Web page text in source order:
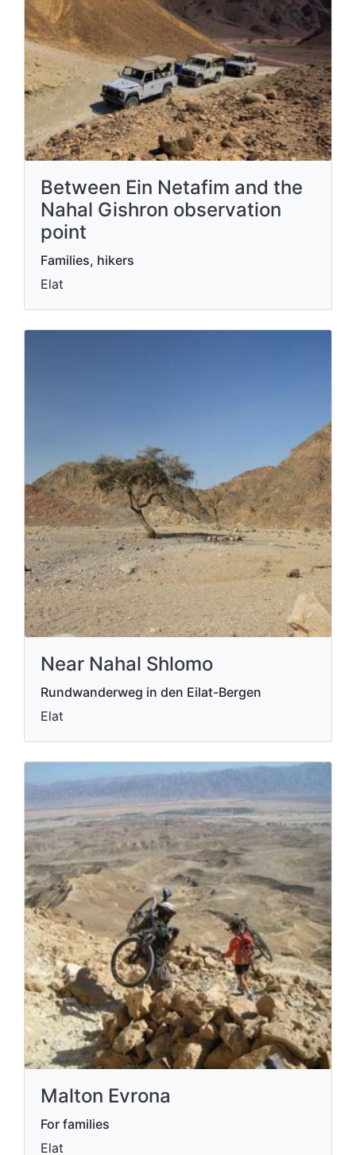
Between Ein Netafim and the
Nahal Gishron observation
point
Families, hikers
Elat
Near Nahal Shlomo
Rundwanderweg in den Eilat-Bergen
Elat
Malton Evrona
For families
Elat